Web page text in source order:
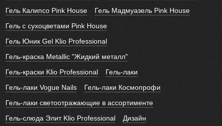
Гель Калипсо Pink House
Гель Мадмуазель Pink House
Гель с сухоцветами Pink House
Гель Юник Gel Klio Professional
Гель-краска Metallic "Жидкий металл"
Гель-краски Klio Professional
Гель-лаки
Гель-лаки Vogue Nails
Гель-лаки Космопрофи
Гель-лаки светоотражающие в ассортименте
Гель-слюда Элит Klio Professional
Дизайн